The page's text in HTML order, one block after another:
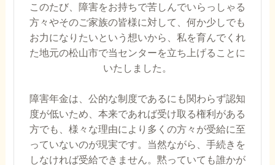
このたび、障害をお持ちで苦しんでいらっしゃる
方々やそのご家族の皆様に対して、何か少しでも
お力になりたいという想いから、私を育んでくれ
た地元の松山市で当センターを立ち上げることに
いたしました。
障害年金は、公的な制度であるにも関わらず認知
度が低いため、本来であれば受け取る権利がある
方でも、様々な理由により多くの方々が受給に至
っていないのが現実です。当然ながら、手続きを
しなければ受給できません。黙っていても誰かが